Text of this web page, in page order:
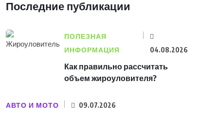
Последние публикации
ПОЛЕЗНАЯ
ИНФОРМАЦИЯ
04.08.2026
Как правильно рассчитать
объем жироуловителя?
АВТО И МОТО 09.07.2026